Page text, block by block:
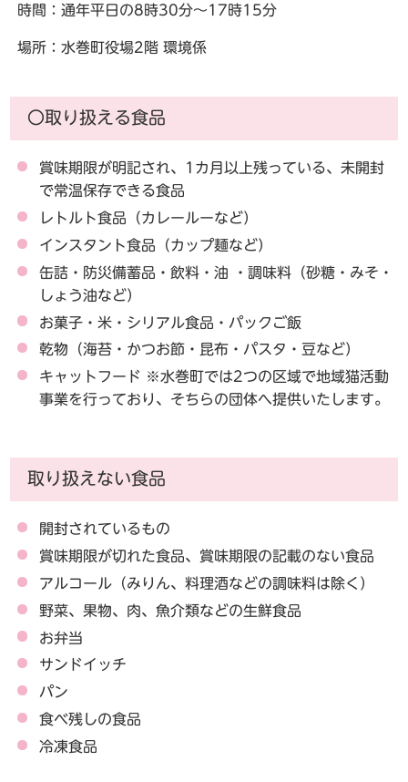
時間：通年平日の8時30分～17時15分
場所：水巻町役場2階 環境係
〇取り扱える食品
賞味期限が明記され、1カ月以上残っている、未開封
で常温保存できる食品
レトルト食品（カレールーなど）
インスタント食品（カップ麺など）
缶詰・防災備蓄品・飲料・油 ・調味料（砂糖・みそ・
しょう油など）
お菓子・米・シリアル食品・パックご飯
乾物（海苔・かつお節・昆布・パスタ・豆など）
キャットフード ※水巻町では2つの区域で地域猫活動
事業を行っており、そちらの団体へ提供いたします。
取り扱えない食品
開封されているもの
賞味期限が切れた食品、賞味期限の記載のない食品
アルコール（みりん、料理酒などの調味料は除く）
野菜、果物、肉、魚介類などの生鮮食品
お弁当
サンドイッチ
パン
食べ残しの食品
冷凍食品